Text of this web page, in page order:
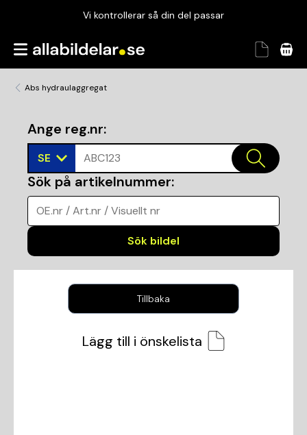
Vi kontrollerar så din del passar
Garanterad passform
Abs hydraulaggregat
Ange reg.nr:
SE ABC123
Sök på artikelnummer:
OE.nr / Art.nr / Visuellt nr
Sök bildel
Tillbaka
Lägg till i önskelista